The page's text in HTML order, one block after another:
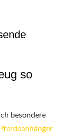
so
besondere
Pferdeanhänger